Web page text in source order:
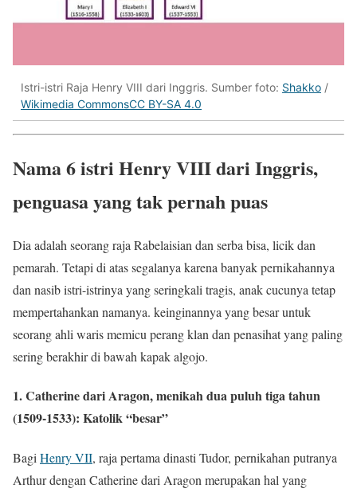
Istri-istri Raja Henry VIII dari Inggris. Sumber foto: Shakko /
Wikimedia CommonsCC BY-SA 4.0
Nama 6 istri Henry VIII dari Inggris,
penguasa yang tak pernah puas
Dia adalah seorang raja Rabelaisian dan serba bisa, licik dan
pemarah. Tetapi di atas segalanya karena banyak pernikahannya
dan nasib istri-istrinya yang seringkali tragis, anak cucunya tetap
mempertahankan namanya. keinginannya yang besar untuk
seorang ahli waris memicu perang klan dan penasihat yang paling
sering berakhir di bawah kapak algojo.
1. Catherine dari Aragon, menikah dua puluh tiga tahun
(1509-1533): Katolik “besar”
Bagi Henry VII, raja pertama dinasti Tudor, pernikahan putranya
Arthur dengan Catherine dari Aragon merupakan hal yang